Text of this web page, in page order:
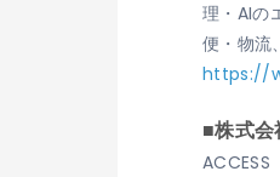
理・AIの
便・物流
https://
■株式会
ACCESS